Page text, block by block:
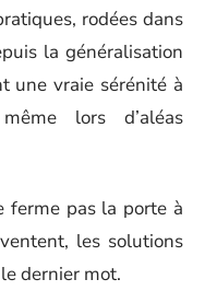
rodées dans
la généralisation
une vraie sérénité à
lors d’aléas
ferme pas la porte à
les solutions
dernier mot.